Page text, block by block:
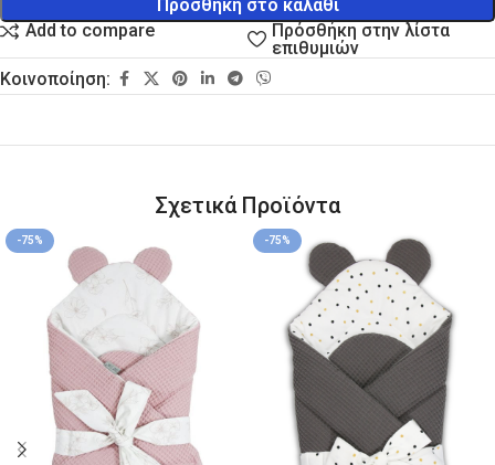
Προσθήκη στο καλάθι
Add to compare
Πρόσθήκη στην λίστα
επιθυμιών
Κοινοποίηση:
Σχετικά Προϊόντα
-75% -75%